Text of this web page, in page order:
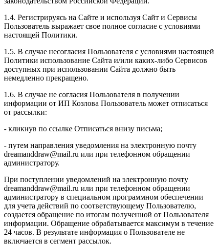
1.4. Регистрируясь на Сайте и используя Сайт и Сервисы
Пользователь выражает свое полное согласие с условиями
настоящей Политики.
1.5. В случае несогласия Пользователя с условиями настоящей
Политики использование Сайта и/или каких-либо Сервисов
доступных при использовании Сайта должно быть
немедленно прекращено.
1.6. В случае не согласия Пользователя в получении
информации от ИП Козлова Пользователь может отписаться
от рассылки:
- кликнув по ссылке Отписаться внизу письма;
- путем направления уведомления на электронную почту
dreamanddraw@mail.ru или при телефонном обращении
администратору.
При поступлении уведомлений на электронную почту
dreamanddraw@mail.ru или при телефонном обращении
администратору в специальном программном обеспечении
для учета действий по соответствующему Пользователю,
создается обращение по итогам полученной от Пользователя
информации. Обращение обрабатывается максимум в течение
24 часов. В результате информация о Пользователе не
включается в сегмент рассылок.